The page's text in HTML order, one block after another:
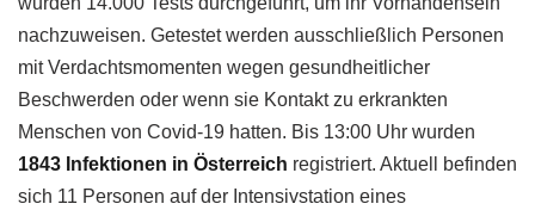
nachzuweisen. Getestet werden ausschließlich Personen
mit Verdachtsmomenten wegen gesundheitlicher
Beschwerden oder wenn sie Kontakt zu erkrankten
Menschen von Covid-19 hatten. Bis 13:00 Uhr wurden
1843 Infektionen in Österreich registriert. Aktuell befinden
sich 11 Personen auf der Intensivstation eines